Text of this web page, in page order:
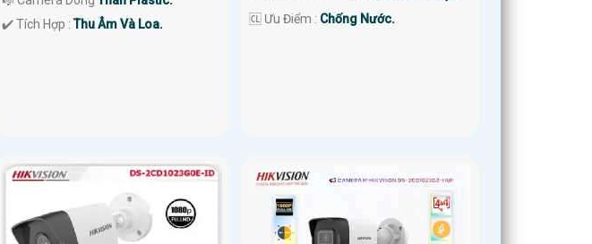
️✔️ Tích Hợp :Thu Âm Và Loa.
️🆑 Ưu Điểm : Chống Nước.